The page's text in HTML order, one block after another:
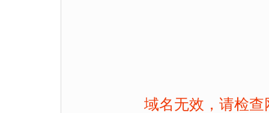
域名无效，请检